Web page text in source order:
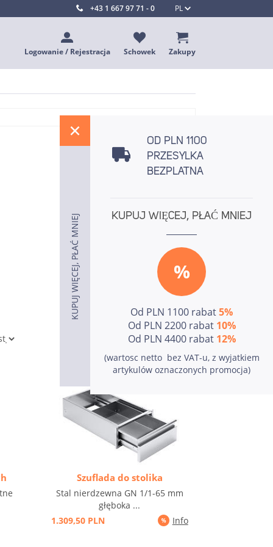
PL
+43 1 667 97 71 - 0
Logowanie / Rejestracja Schowek Zakupy
Szuflada do stolika
Stal nierdzewna GN 1/1-65 mm
głęboka ...
1.309,50 PLN
Info
KUPUJ WIĘCEJ, PŁAĆ MNIEJ
OD PLN 1100
PRZESYLKA
BEZPLATNA
KUPUJ WIĘCEJ, PŁAĆ MNIEJ
%
Od PLN 1100 rabat5%
Od PLN 2200 rabat 10%
Od PLN 4400 rabat 12%
(wartosc netto  bez VAT-u, z wyjatkiem
artykulów oznaczonych promocja)